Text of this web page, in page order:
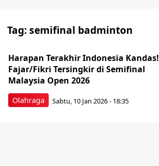
Tag:semifinal badminton
Olahraga
Harapan Terakhir Indonesia Kandas!
Fajar/Fikri Tersingkir di Semifinal
Malaysia Open 2026
Sabtu, 10 Jan 2026 - 18:35